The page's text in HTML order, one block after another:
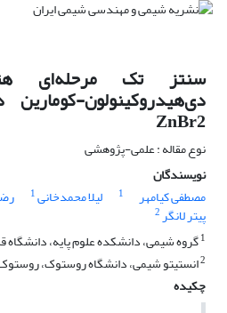
سنتز تک مرحله‌ای
دی‌هیدروکینولون-
ZnBr2
نوع مقاله : علمی-پژوهشی
نویسندگان
مصطفی کیامهر
1 لیلا محمدخانی1
پیتر لانگر2
1گروه شیمی، دانشکده علوم پایه، دانشگاه
2انستیتو شیمی، دانشگاه روستوک،
چکیده